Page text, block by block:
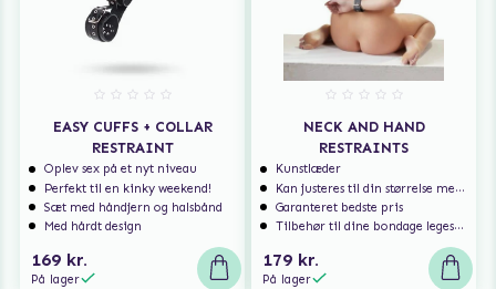
EASY CUFFS + COLLAR
RESTRAINT
Oplev sex på et nyt niveau
Perfekt til en kinky weekend!
Sæt med håndjern og halsbånd
Med hårdt design
169 kr.
På lager
NECK AND HAND
RESTRAINTS
Kunstlæder
Kan justeres til din størrelse med spænderne
Garanteret bedste pris
Tilbehør til dine bondage legesager
179 kr.
På lager